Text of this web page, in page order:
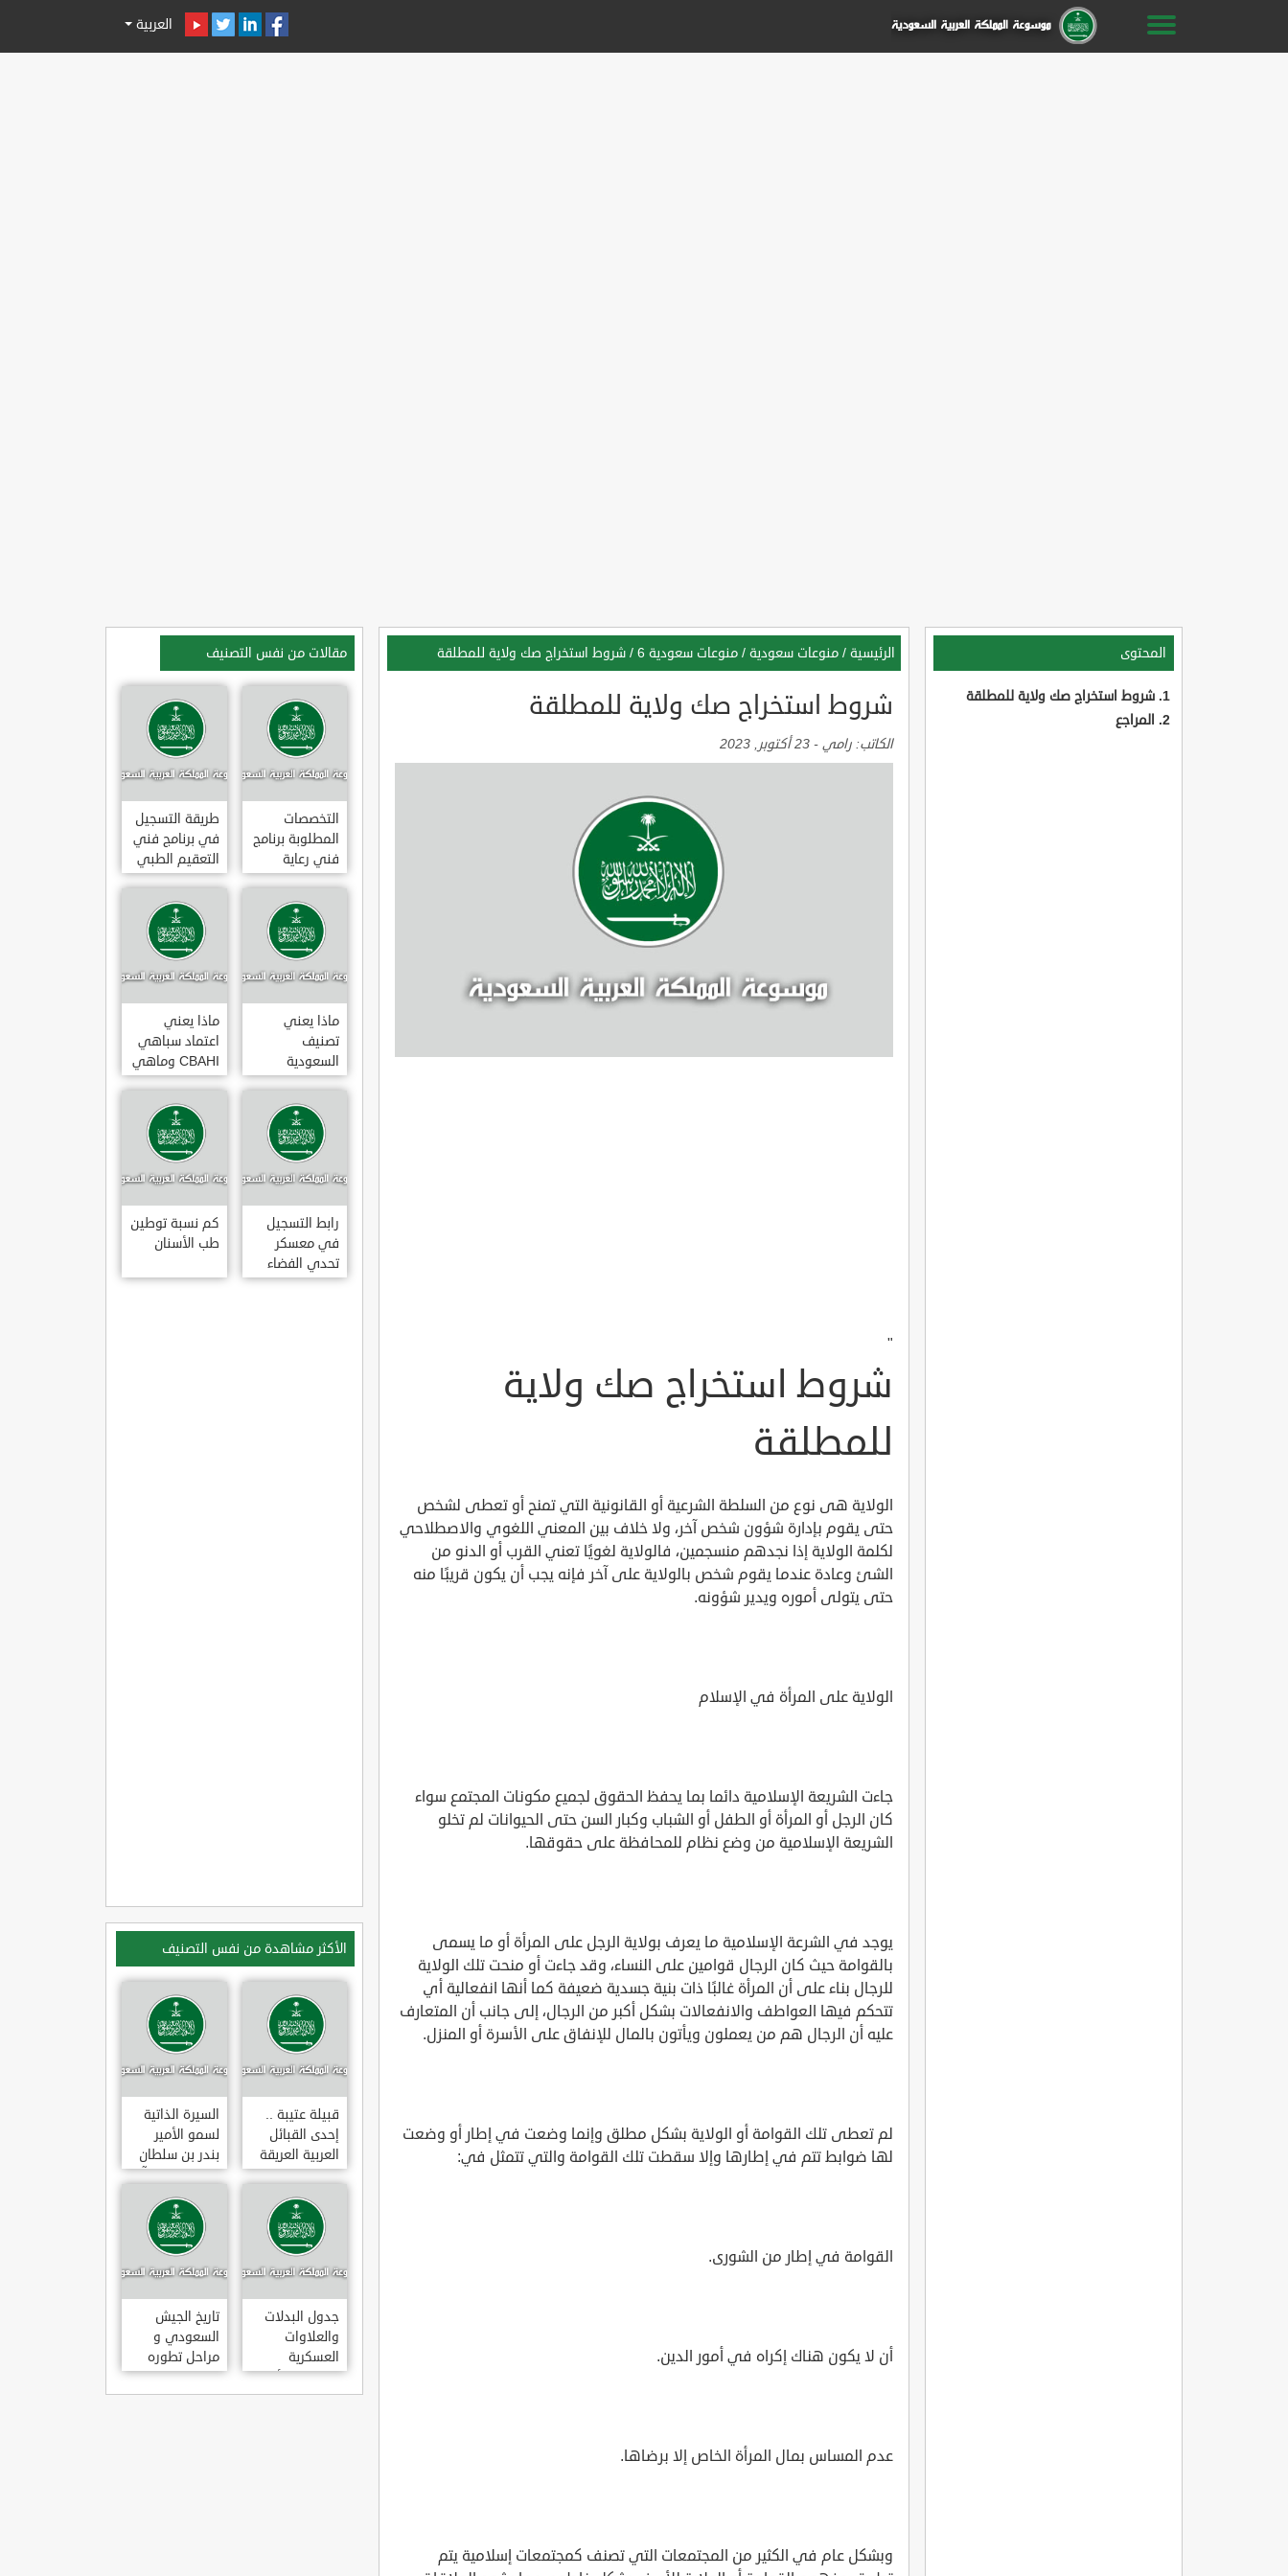
العربية
المحتوى
شروط استخراج صك ولاية للمطلقة
المراجع
الرئيسية / منوعات سعودية / منوعات سعودية 6 / شروط استخراج صك ولاية للمطلقة
شروط استخراج صك ولاية للمطلقة
الكاتب: رامي - 23 أكتوبر, 2023
"
شروط استخراج صك ولاية
للمطلقة
الولاية هى نوع من السلطة الشرعية أو القانونية التي تمنح أو تعطى لشخص
حتى يقوم بإدارة شؤون شخص آخر، ولا خلاف بين المعني اللغوي والاصطلاحي
لكلمة الولاية إذا نجدهم منسجمين، فالولاية لغويًا تعني القرب أو الدنو من
الشئ وعادة عندما يقوم شخص بالولاية على آخر فإنه يجب أن يكون قريبًا منه
حتى يتولى أموره ويدير شؤونه.
الولاية على المرأة في الإسلام
جاءت الشريعة الإسلامية دائما بما يحفظ الحقوق لجميع مكونات المجتمع سواء
كان الرجل أو المرأة أو الطفل أو الشباب وكبار السن حتى الحيوانات لم تخلو
الشريعة الإسلامية من وضع نظام للمحافظة على حقوقها.
يوجد في الشرعة الإسلامية ما يعرف بولاية الرجل على المرأة أو ما يسمى
بالقوامة حيث كان الرجال قوامين على النساء، وقد جاءت أو منحت تلك الولاية
للرجال بناء على أن المرأة غالبًا ذات بنية جسدية ضعيفة كما أنها انفعالية أي
تتحكم فيها العواطف والانفعالات بشكل أكبر من الرجال، إلى جانب أن المتعارف
عليه أن الرجال هم من يعملون ويأتون بالمال للإنفاق على الأسرة أو المنزل.
لم تعطى تلك القوامة أو الولاية بشكل مطلق وإنما وضعت في إطار أو وضعت
لها ضوابط تتم في إطارها وإلا سقطت تلك القوامة والتي تتمثل في:
القوامة في إطار من الشورى.
أن لا يكون هناك إكراه في أمور الدين.
عدم المساس بمال المرأة الخاص إلا برضاها.
وبشكل عام في الكثير من المجتمعات التي تصنف كمجتمعات إسلامية يتم
مقالات من نفس التصنيف
التخصصات
المطلوبة برنامج
فني رعاية
مرضى 3
طريقة التسجيل
في برنامج فني
التعقيم الطبي
ماذا يعني
تصنيف
السعودية
الائتماني AA1
ماذا يعني
اعتماد سباهي
CBAHI وماهي
معاييره
رابط التسجيل
في معسكر
تحدي الفضاء
كم نسبة توطين
طب الأسنان
الأكثر مشاهدة من نفس التصنيف
قبيلة عتيبة ..
إحدى القبائل
العربية العريقة
السيرة الذاتية
لسمو الأمير
بندر بن سلطان
بن عبد العزيز آل
سعود
جدول البدلات
والعلاوات
العسكرية
للضباط والأفراد
تاريخ الجيش
السعودي و
مراحل تطوره